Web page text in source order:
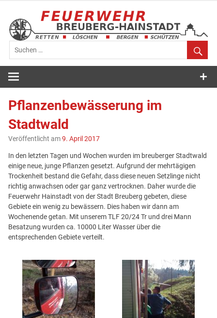
springen
Feuerwehr
Breuberg-
Hainstadt
Pflanzenbewässerung im
Stadtwald
Veröffentlicht am9. April 2017
In den letzten Tagen und Wochen wurden im breuberger Stadtwald
einige neue, junge Pflanzen gesetzt. Aufgrund der mehrtägigen
Trockenheit bestand die Gefahr, dass diese neuen Setzlinge nicht
richtig anwachsen oder gar ganz vertrocknen. Daher wurde die
Feuerwehr Hainstadt von der Stadt Breuberg gebeten, diese
Gebiete ein wenig zu bewässern. Dies haben wir dann am
Wochenende getan. Mit unserem TLF 20/24 Tr und drei Mann
Besatzung wurden ca. 10000 Liter Wasser über die
entsprechenden Gebiete verteilt.